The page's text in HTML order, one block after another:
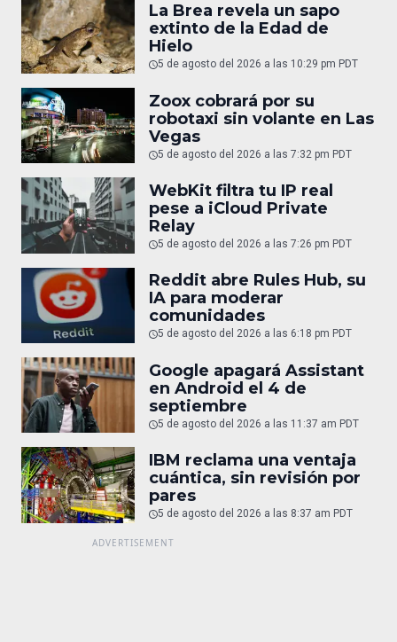
La Brea revela un sapo
extinto de la Edad de
Hielo
5 de agosto del 2026 a las 10:29 pm PDT
Zoox cobrará por su
robotaxi sin volante en Las
Vegas
5 de agosto del 2026 a las 7:32 pm PDT
WebKit filtra tu IP real
pese a iCloud Private
Relay
5 de agosto del 2026 a las 7:26 pm PDT
Reddit abre Rules Hub, su
IA para moderar
comunidades
5 de agosto del 2026 a las 6:18 pm PDT
Google apagará Assistant
en Android el 4 de
septiembre
5 de agosto del 2026 a las 11:37 am PDT
IBM reclama una ventaja
cuántica, sin revisión por
pares
5 de agosto del 2026 a las 8:37 am PDT